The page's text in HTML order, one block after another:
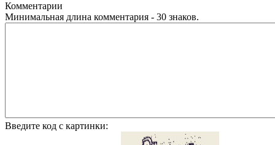
Комментарии
Минимальная длина комментария - 30 знаков.
Введите код с картинки: